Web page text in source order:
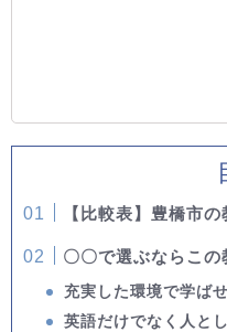
【比較表】豊橋市
〇〇で選ぶならこの
充実した環境で学ば
英語だけでなく人と